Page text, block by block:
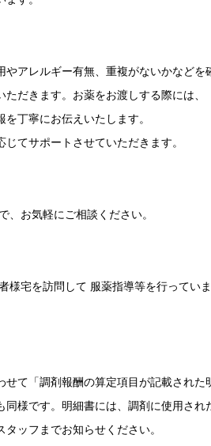
アレルギー有無、重複がないかなどを
だきます。お薬をお渡しする際には、
丁寧にお伝えいたします。
てサポートさせていただきます。
お気軽にご相談ください。
宅を訪問して 服薬指導等を行っていま
て「調剤報酬の算定項目が記載された
様です。明細書には、調剤に使用され
ッフまでお知らせください。